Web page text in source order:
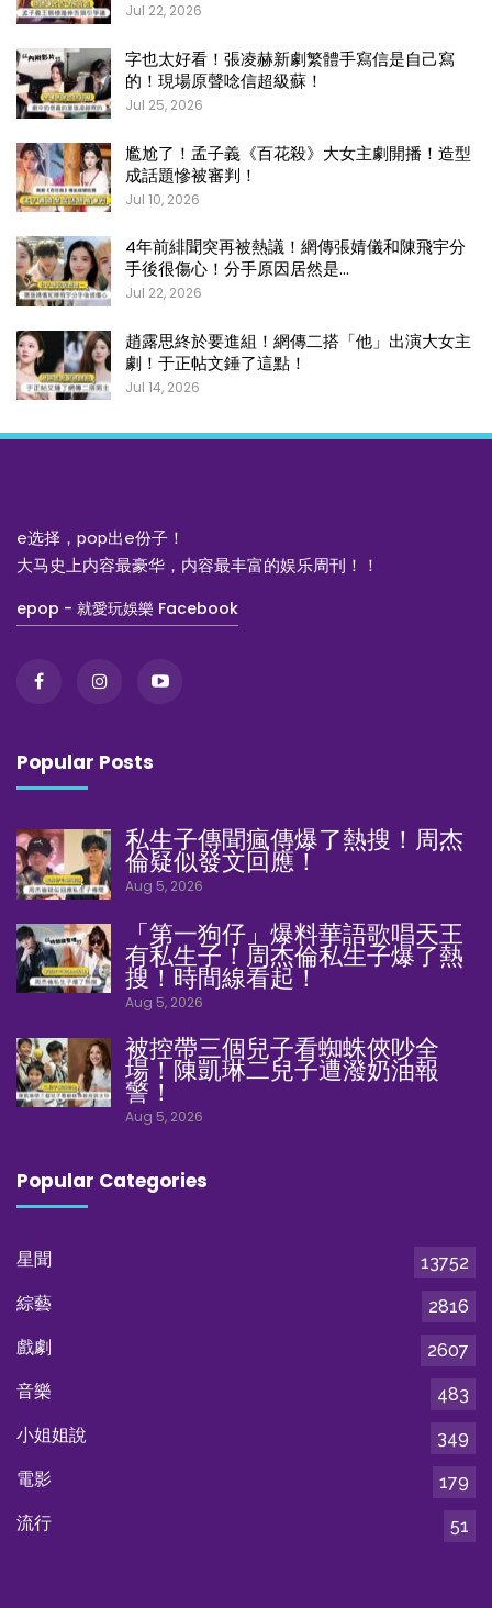
Jul 22, 2026
字也太好看！張凌赫新劇繁體手寫信是自己寫
的！現場原聲唸信超級蘇！
Jul 25, 2026
尷尬了！孟子義《百花殺》大女主劇開播！造型
成話題慘被審判！
Jul 10, 2026
4年前緋聞突再被熱議！網傳張婧儀和陳飛宇分
手後很傷心！分手原因居然是…
Jul 22, 2026
趙露思終於要進組！網傳二搭「他」出演大女主
劇！于正帖文錘了這點！
Jul 14, 2026
e选择，pop出e份子！
大马史上内容最豪华，内容最丰富的娱乐周刊！！
epop - 就愛玩娛樂 Facebook
Popular Posts
私生子傳聞瘋傳爆了熱搜！周杰
倫疑似發文回應！
Aug 5, 2026
「第一狗仔」爆料華語歌唱天王
有私生子！周杰倫私生子爆了熱
搜！時間線看起！
Aug 5, 2026
被控帶三個兒子看蜘蛛俠吵全
場！陳凱琳二兒子遭潑奶油報
警！
Aug 5, 2026
Popular Categories
星聞
13752
綜藝
2816
戲劇
2607
音樂
483
小姐姐說
349
電影
179
流行
51